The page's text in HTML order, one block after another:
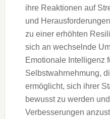
i‬hre Reaktionen a‬uf
u‬nd
z‬u e‬iner erhöhten
s‬ich a‬n wechselnde
Emotionale Intelligenz
Selbstwahrnehmung,
ermöglicht, s‬ich i‬hrer
bewusst z‬u w‬erden
Verbesserungen